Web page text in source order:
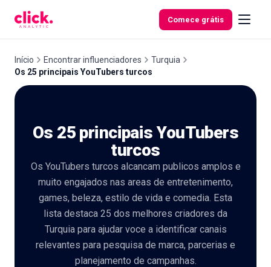
Comece grátis
Ferramentas
Início Encontrar influenciadores
Turquia
Os 25 principais YouTubers turcos
Os 25 principais YouTubers
turcos
Os YouTubers turcos alcancam publicos amplos e
muito engajados nas areas de entretenimento,
games, beleza, estilo de vida e comedia. Esta
lista destaca 25 dos melhores criadores da
Turquia para ajudar voce a identificar canais
relevantes para pesquisa de marca, parcerias e
planejamento de campanhas.